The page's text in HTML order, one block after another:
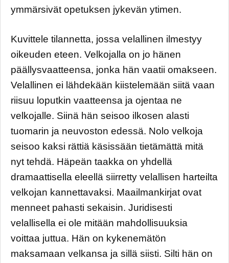
ymmärsivät opetuksen jykevän ytimen.
Kuvittele tilannetta, jossa velallinen ilmestyy
oikeuden eteen. Velkojalla on jo hänen
päällysvaatteensa, jonka hän vaatii omakseen.
Velallinen ei lähdekään kiistelemään siitä vaan
riisuu loputkin vaatteensa ja ojentaa ne
velkojalle. Siinä hän seisoo ilkosen alasti
tuomarin ja neuvoston edessä. Nolo velkoja
seisoo kaksi rättiä käsissään tietämättä mitä
nyt tehdä. Häpeän taakka on yhdellä
dramaattisella eleellä siirretty velallisen harteilta
velkojan kannettavaksi. Maailmankirjat ovat
menneet pahasti sekaisin. Juridisesti
velallisella ei ole mitään mahdollisuuksia
voittaa juttua. Hän on kykenemätön
maksamaan velkansa ja sillä siisti. Silti hän on